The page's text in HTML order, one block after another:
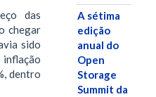
das
chegar
sido
dentro
A sétima
edição
anual do
Open
Storage
Summit da